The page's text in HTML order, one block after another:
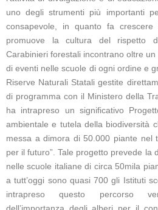
uno degli strumenti più importanti
consapevole, in quanto fa crescere
promuove la cultura del rispetto
Carabinieri forestali incontrano oltre
di eventi nelle scuole di ogni ordine e
Riserve Naturali Statali gestite
di programma con il Ministero della
ha intrapreso un significativo
ambientale e tutela della biodiversità
messa a dimora di 50.000 piante nel
per il futuro”. Tale progetto prevede la
nelle scuole italiane di circa 50mila
a tutt’oggi sono quasi 700 gli Istituti
intrapreso questo percorso